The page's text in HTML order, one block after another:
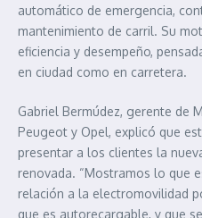
automático de emergencia,
mantenimiento de carril. Su
eficiencia y desempeño,
en ciudad como en carretera.
Gabriel Bermúdez, gerente de
Peugeot y Opel, explicó que
presentar a los clientes la
renovada. “Mostramos lo que
relación a la electromovilidad
que es autorecargable, y que